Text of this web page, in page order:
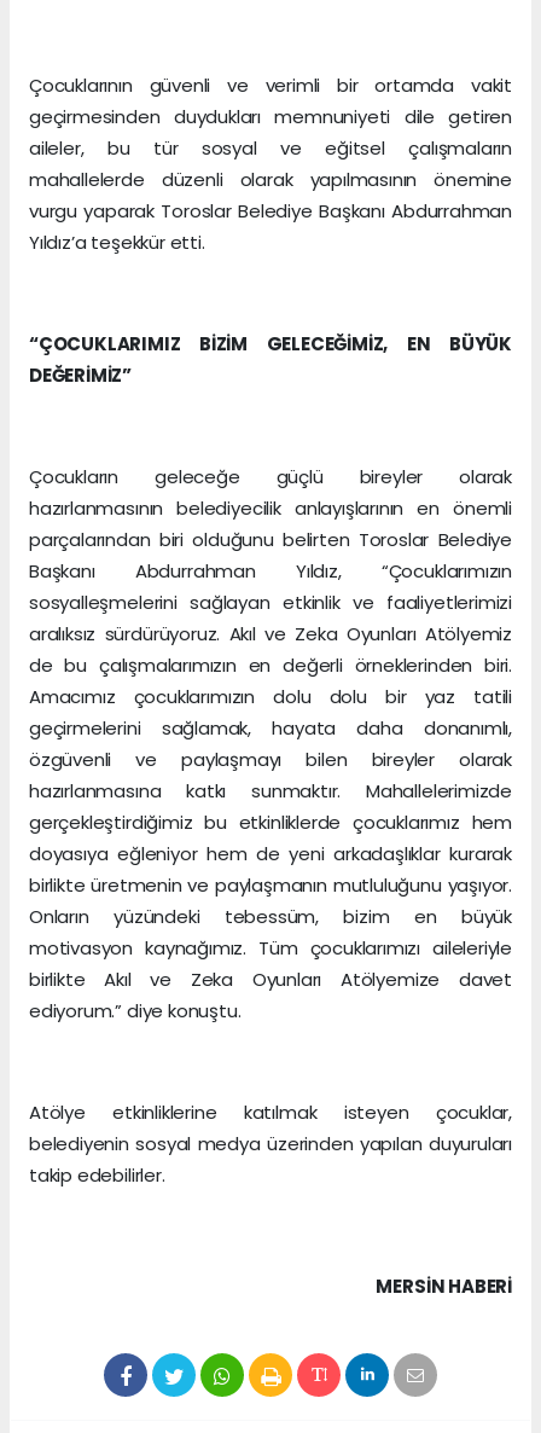
Çocuklarının güvenli ve verimli bir ortamda vakit
geçirmesinden duydukları memnuniyeti dile getiren
aileler, bu tür sosyal ve eğitsel çalışmaların
mahallelerde düzenli olarak yapılmasının önemine
vurgu yaparak Toroslar Belediye Başkanı Abdurrahman
Yıldız’a teşekkür etti.
“ÇOCUKLARIMIZ BİZİM GELECEĞİMİZ, EN BÜYÜK
DEĞERİMİZ”
Çocukların geleceğe güçlü bireyler olarak
hazırlanmasının belediyecilik anlayışlarının en önemli
parçalarından biri olduğunu belirten Toroslar Belediye
Başkanı Abdurrahman Yıldız, “Çocuklarımızın
sosyalleşmelerini sağlayan etkinlik ve faaliyetlerimizi
aralıksız sürdürüyoruz. Akıl ve Zeka Oyunları Atölyemiz
de bu çalışmalarımızın en değerli örneklerinden biri.
Amacımız çocuklarımızın dolu dolu bir yaz tatili
geçirmelerini sağlamak, hayata daha donanımlı,
özgüvenli ve paylaşmayı bilen bireyler olarak
hazırlanmasına katkı sunmaktır. Mahallelerimizde
gerçekleştirdiğimiz bu etkinliklerde çocuklarımız hem
doyasıya eğleniyor hem de yeni arkadaşlıklar kurarak
birlikte üretmenin ve paylaşmanın mutluluğunu yaşıyor.
Onların yüzündeki tebessüm, bizim en büyük
motivasyon kaynağımız. Tüm çocuklarımızı aileleriyle
birlikte Akıl ve Zeka Oyunları Atölyemize davet
ediyorum.” diye konuştu.
Atölye etkinliklerine katılmak isteyen çocuklar,
belediyenin sosyal medya üzerinden yapılan duyuruları
takip edebilirler.
MERSIN HABERİ